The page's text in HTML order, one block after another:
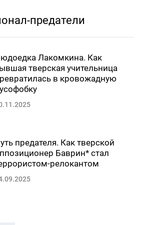
предатели
Лакомкина. Как
тверская учительница
в кровожадную
предателя. Как тверской
Баврин* стал
релокантом